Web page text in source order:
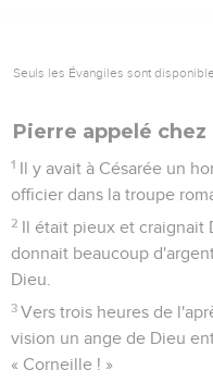
Seuls les Évangiles sont
Pierre appelé chez
1 Il y avait à Césarée un
officier dans la troupe
2 Il était pieux et craignait
donnait beaucoup
Dieu.
3 Vers trois heures de
vision un ange de Dieu
« Corneille ! »